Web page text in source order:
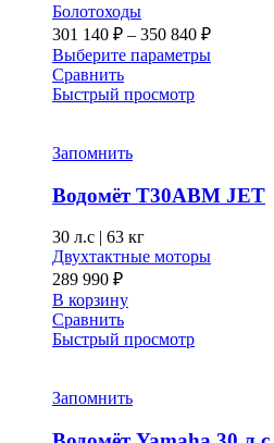
Болотоходы
301 140 ₽ – 350 840 ₽Диапазон
цен:
Выберите параметрыЭтот
выбрать
на
товара.
Сравнить
Быстрый просмотр
Запомнить
Водомёт T30ABM JET
30 л.с | 63 кг
Двухтактные моторы
289 990 ₽
В корзину
Сравнить
Быстрый просмотр
Запомнить